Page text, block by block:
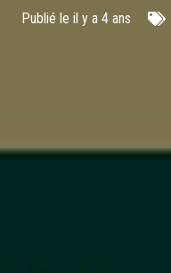
Publié le il y a 4 ans